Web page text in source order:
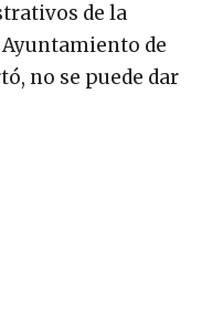
de la
de
no se puede dar